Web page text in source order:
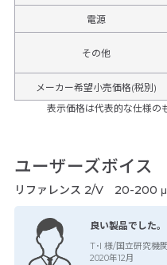
電源
その他
メーカー希望小売価格(税別)
表示価格は代表的な仕様の
ユーザーズボイス
リファレンス 2/V 20-200
良い製品でした。
T･I 様/国立研究機関
2020年12月